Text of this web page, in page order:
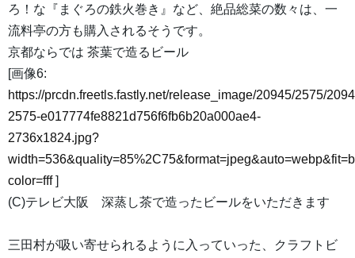
ろ！な『まぐろの鉄火巻き』など、絶品総菜の数々は、一
流料亭の方も購入されるそうです。
京都ならでは 茶葉で造るビール
[画像6:
https://prcdn.freetls.fastly.net/release_image/20945/2575/
2575-e017774fe8821d756f6fb6b20a000ae4-
2736x1824.jpg?
color=fff]
(C)テレビ大阪 深蒸し茶で造ったビールをいただきます
三田村が吸い寄せられるように入っていった、クラフトビ